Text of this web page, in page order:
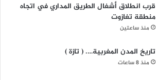
قرب انطلاق أشغال الطريق المداري في اتجاه
منطقة تغازوت
منذ ساعتين
تاريخ المدن المغربية…. ( تازة )
منذ 8 ساعات